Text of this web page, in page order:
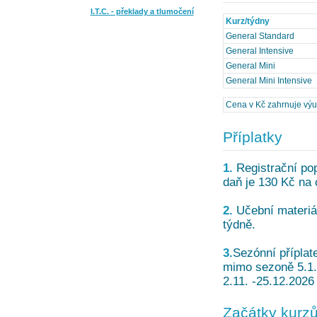
I.T.C. - překlady a tlumočení
Kurz/týdny
General Standard
General Intensive
General Mini
General Mini Intensive
Cena v Kč zahrnuje
Příplatky
1. Registrační
daň je 130 Kč na
2. Učební
týdně.
3.Sezónní
mimo sezoně
2.11. -
Začátky